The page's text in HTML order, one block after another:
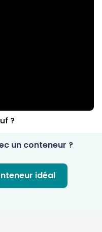
?
un conteneur ?
idéal